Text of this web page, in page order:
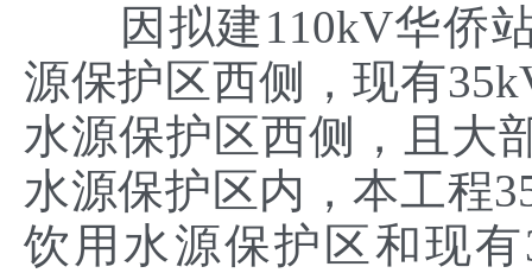
因拟建110kV华侨站
源保护区西侧，现有
水源保护区西侧，且大
水源保护区内，本工程
饮用水源保护区和现